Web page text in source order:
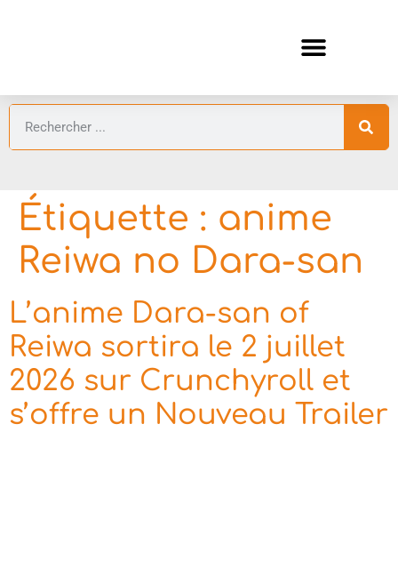
Étiquette : anime
Reiwa no Dara-san
L’anime Dara-san of
Reiwa sortira le 2 juillet
2026 sur Crunchyroll et
s’offre un Nouveau Trailer